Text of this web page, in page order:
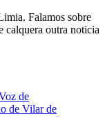
Falamos sobre
calquera outra noticia
de
de Vilar de